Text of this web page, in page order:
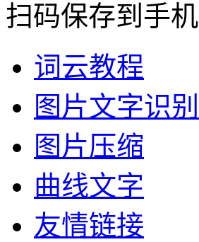
扫码保存到手机
词云教程
图片文字识别
图片压缩
曲线文字
友情链接